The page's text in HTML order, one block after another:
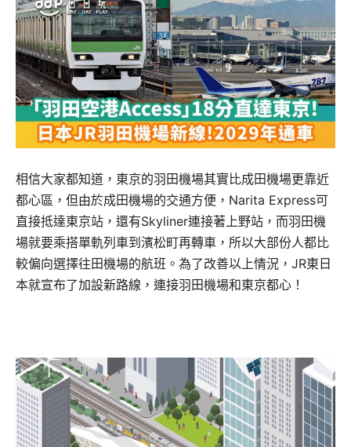
相信大家都知道，東京的羽田機場其實比成田機場更靠近
都心區，但由於成田機場的交通方便，Narita Express可
直接抵達東京站，還有Skyliner連接著上野站，而羽田機
場就要乘搭單軌列車到濱松町再轉車，所以大部份人都比
較偏向選擇往田機場的航班。為了改善以上情況，JR東日
本就宣布了加設新路線，連接羽田機場和東京都心！